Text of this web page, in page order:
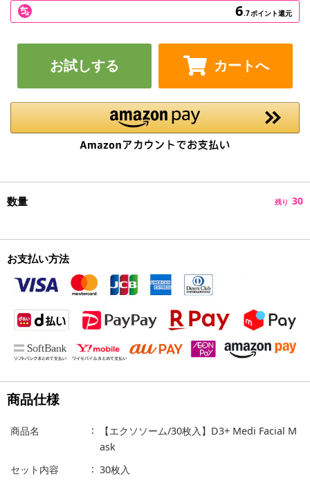
6.7ポイント還元
お試しする カートへ
数量 残り 30
お支払い方法
商品仕様
商品名
【エクソソーム/30枚入】D3+ Medi Facial M
ask
セット内容
30枚入